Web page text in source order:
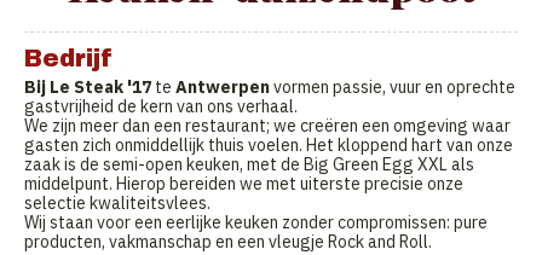
Bedrijf
Bij Le Steak '17 te Antwerpenvormen passie, vuur en oprechte
gastvrijheid de kern van ons verhaal.
We zijn meer dan een restaurant; we creëren een omgeving waar
gasten zich onmiddellijk thuis voelen. Het kloppend hart van onze
zaak is de semi-open keuken, met de Big Green Egg XXL als
middelpunt. Hierop bereiden we met uiterste precisie onze
selectie kwaliteitsvlees.
Wij staan voor een eerlijke keuken zonder compromissen: pure
producten, vakmanschap en een vleugje Rock and Roll.